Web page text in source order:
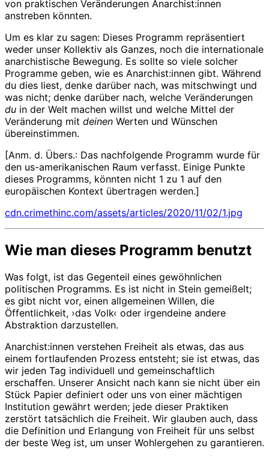
von praktischen Veränderungen Anarchist:innen
anstreben könnten.
Um es klar zu sagen: Dieses Programm repräsentiert
weder unser Kollektiv als Ganzes, noch die internationale
anarchistische Bewegung. Es sollte so viele solcher
Programme geben, wie es Anarchist:innen gibt. Während
du dies liest, denke darüber nach, was mitschwingt und
was nicht; denke darüber nach, welche Veränderungen
du in der Welt machen willst und welche Mittel der
Veränderung mit deinen Werten und Wünschen
übereinstimmen.
[Anm. d. Übers.: Das nachfolgende Programm wurde für
den us-amerikanischen Raum verfasst. Einige Punkte
dieses Programms, könnten nicht 1 zu 1 auf den
europäischen Kontext übertragen werden.]
cdn.crimethinc.com/assets/articles/2020/11/02/1.jpg
Wie man dieses Programm benutzt
Was folgt, ist das Gegenteil eines gewöhnlichen
politischen Programms. Es ist nicht in Stein gemeißelt;
es gibt nicht vor, einen allgemeinen Willen, die
Öffentlichkeit, ›das Volk‹ oder irgendeine andere
Abstraktion darzustellen.
Anarchist:innen verstehen Freiheit als etwas, das aus
einem fortlaufenden Prozess entsteht; sie ist etwas, das
wir jeden Tag individuell und gemeinschaftlich
erschaffen. Unserer Ansicht nach kann sie nicht über ein
Stück Papier definiert oder uns von einer mächtigen
Institution gewährt werden; jede dieser Praktiken
zerstört tatsächlich die Freiheit. Wir glauben auch, dass
die Definition und Erlangung von Freiheit für uns selbst
der beste Weg ist, um unser Wohlergehen zu garantieren.